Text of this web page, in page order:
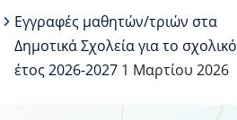
Εγγραφές μαθητών/τριών στα
Δημοτικά Σχολεία για το σχολικό
έτος 2026-2027 1 Μαρτίου 2026